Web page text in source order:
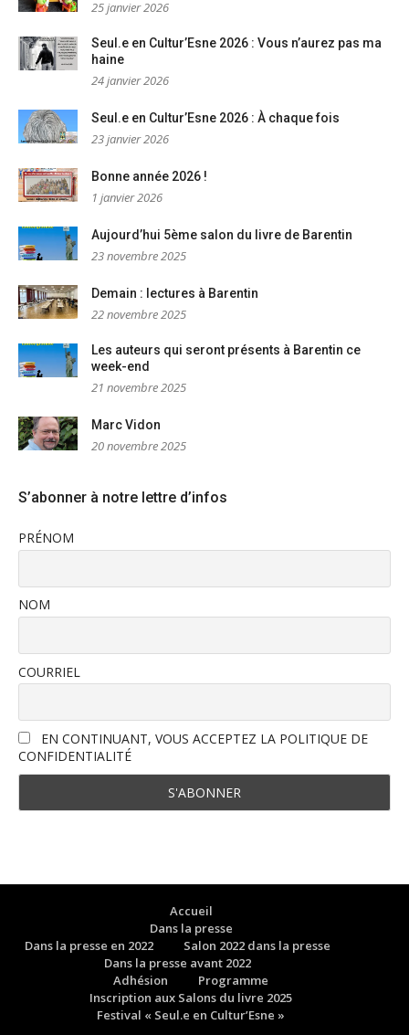
25 janvier 2026
Seul.e en Cultur’Esne 2026 : Vous n’aurez pas ma
haine
24 janvier 2026
Seul.e en Cultur’Esne 2026 : À chaque fois
23 janvier 2026
Bonne année 2026 !
1 janvier 2026
Aujourd’hui 5ème salon du livre de Barentin
23 novembre 2025
Demain : lectures à Barentin
22 novembre 2025
Les auteurs qui seront présents à Barentin ce
week-end
21 novembre 2025
Marc Vidon
20 novembre 2025
S’abonner à notre lettre d’infos
PRÉNOM
NOM
COURRIEL
EN CONTINUANT, VOUS ACCEPTEZ LA POLITIQUE DE
CONFIDENTIALITÉ
Accueil
Dans la presse
Dans la presse en 2022
Salon 2022 dans la presse
Dans la presse avant 2022
Adhésion
Programme
Inscription aux Salons du livre 2025
Festival « Seul.e en Cultur’Esne »